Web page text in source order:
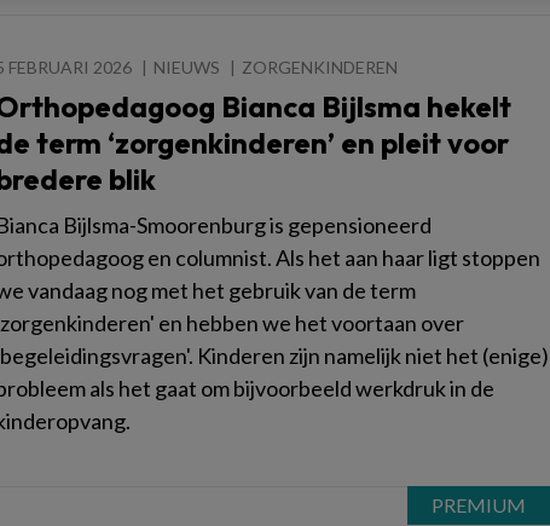
FEBRUARI 2026 NIEUWS ZORGENKINDEREN
Bianca Bijlsma hekelt
term ‘zorgenkinderen’ en pleit voor
blik
Bijlsma-Smoorenburg is gepensioneerd
en columnist. Als het aan haar ligt stoppen
vandaag nog met het gebruik van de term
en hebben we het voortaan over
Kinderen zijn namelijk niet het (enige)
als het gaat om bijvoorbeeld werkdruk in de